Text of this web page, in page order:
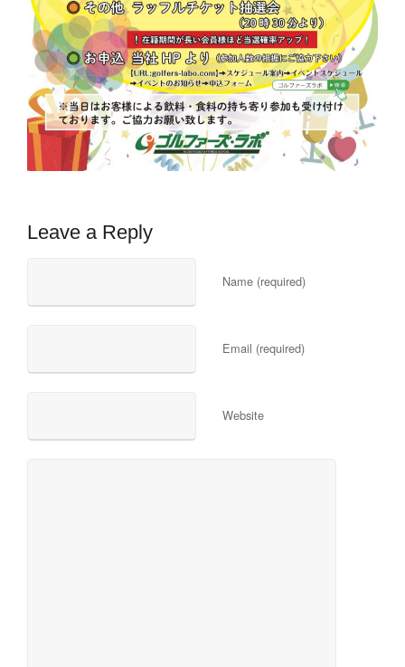
Leave a Reply
Name (required)
Email (required)
Website